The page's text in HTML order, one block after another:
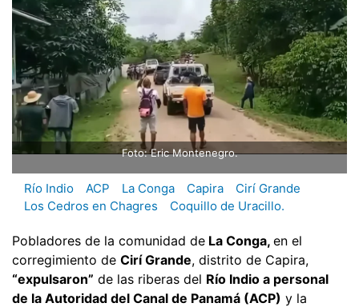
Foto: Eric Montenegro.
Río Indio ACP La Conga Capira
Cirí Grande
Los Cedros en Chagres
Coquillo de Uracillo.
Pobladores de la comunidad de La Conga, en el
corregimiento de Cirí Grande, distrito de Capira,
“expulsaron” de las riberas del Río Indio a personal
de la Autoridad del Canal de Panamá (ACP) y la